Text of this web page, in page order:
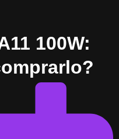
100W: